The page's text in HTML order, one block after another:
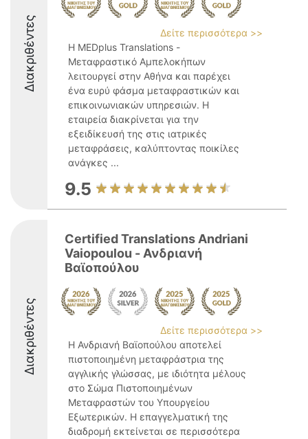
Διακριθέντες
Δείτε περισσότερα >>
Η MEDplus Translations -
Μεταφραστικό Αμπελοκήπων
λειτουργεί στην Αθήνα και παρέχει
ένα ευρύ φάσμα μεταφραστικών και
επικοινωνιακών υπηρεσιών. Η
εταιρεία διακρίνεται για την
εξειδίκευσή της στις ιατρικές
μεταφράσεις, καλύπτοντας ποικίλες
ανάγκες ...
9.5
Διακριθέντες
Certified Translations Andriani
Vaiopoulou - Ανδριανή
Βαϊοπούλου
Δείτε περισσότερα >>
Η Ανδριανή Βαϊοπούλου αποτελεί
πιστοποιημένη μεταφράστρια της
αγγλικής γλώσσας, με ιδιότητα μέλους
στο Σώμα Πιστοποιημένων
Μεταφραστών του Υπουργείου
Εξωτερικών. Η επαγγελματική της
διαδρομή εκτείνεται σε περισσότερα